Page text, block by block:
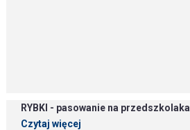
RYBKI - pasowanie na przedszkolaka
Czytaj więcej